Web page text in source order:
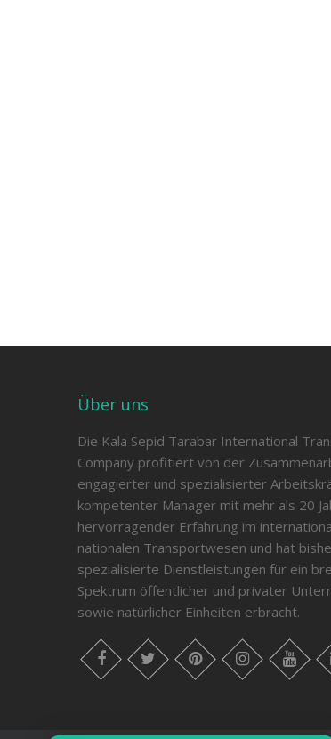
Über uns
Die Kala Sepid Tarabar International
Company profitiert von der
engagierter und spezialisierter
kompetenter Manager mit mehr als 20
hervorragender Erfahrung im
nationalen Transportwesen und hat
spezialisierte Dienstleistungen für ein
Spektrum öffentlicher und privater
sowie natürlicher Einheiten erbracht.
Facebook Twitter Pinterest Instagram Youtube